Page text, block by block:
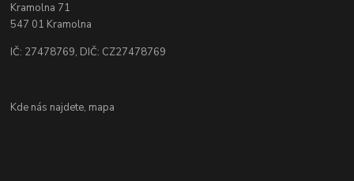
Kramolna 71
547 01 Kramolna
IČ: 27478769, DIČ: CZ27478769
Kde nás najdete, mapa